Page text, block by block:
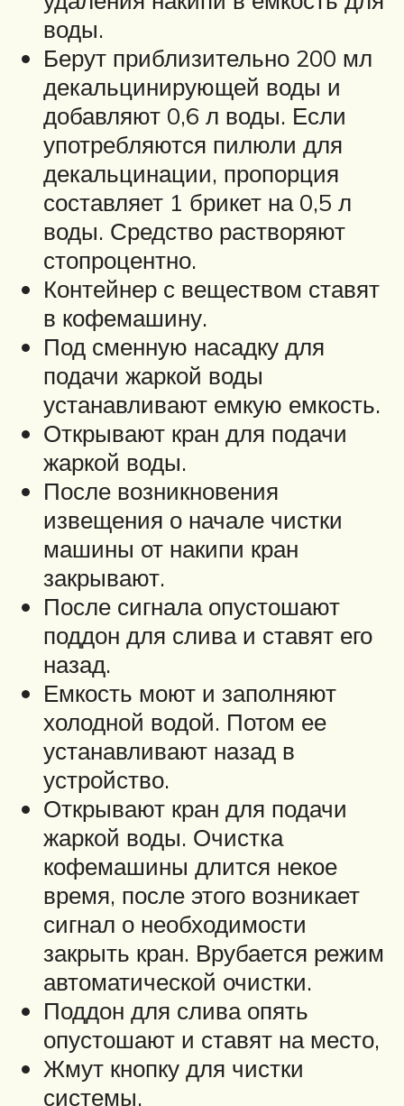
воды.
Берут приблизительно 200 мл
декальцинирующей воды и
добавляют 0,6 л воды. Если
употребляются пилюли для
декальцинации, пропорция
составляет 1 брикет на 0,5 л
воды. Средство растворяют
стопроцентно.
Контейнер с веществом ставят
в кофемашину.
Под сменную насадку для
подачи жаркой воды
устанавливают емкую емкость.
Открывают кран для подачи
жаркой воды.
После возникновения
извещения о начале чистки
машины от накипи кран
закрывают.
После сигнала опустошают
поддон для слива и ставят его
назад.
Емкость моют и заполняют
холодной водой. Потом ее
устанавливают назад в
устройство.
Открывают кран для подачи
жаркой воды. Очистка
кофемашины длится некое
время, после этого возникает
сигнал о необходимости
закрыть кран. Врубается режим
автоматической очистки.
Поддон для слива опять
опустошают и ставят на место,
Жмут кнопку для чистки
системы.